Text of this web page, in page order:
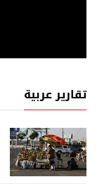
تقارير عربية